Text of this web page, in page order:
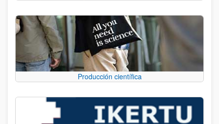
Producción científica